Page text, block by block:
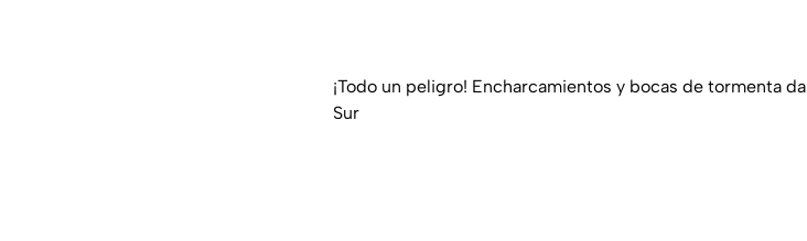
¡Todo un peligro! Encharcamientos y bocas de tormenta
Sur